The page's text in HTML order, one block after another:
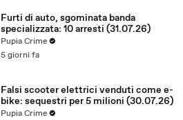
Furti di auto, sgominata banda
specializzata: 10 arresti (31.07.26)
Pupia Crime
5 giorni fa
Falsi scooter elettrici venduti come e-
bike: sequestri per 5 milioni (30.07.26)
Pupia Crime